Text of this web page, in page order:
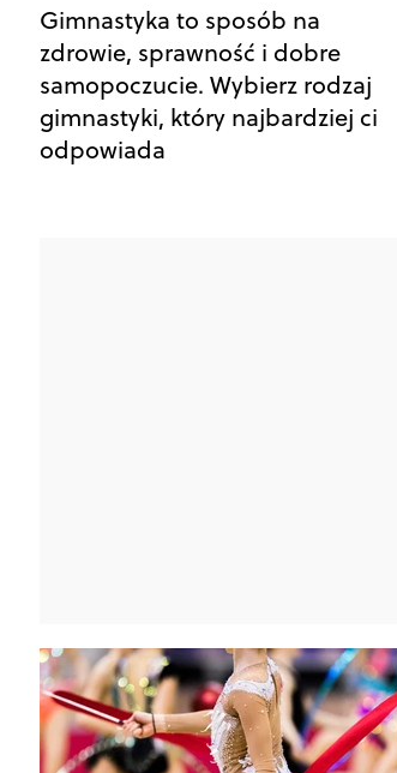
Gimnastyka to sposób na
zdrowie, sprawność i dobre
samopoczucie. Wybierz rodzaj
gimnastyki, który najbardziej ci
odpowiada